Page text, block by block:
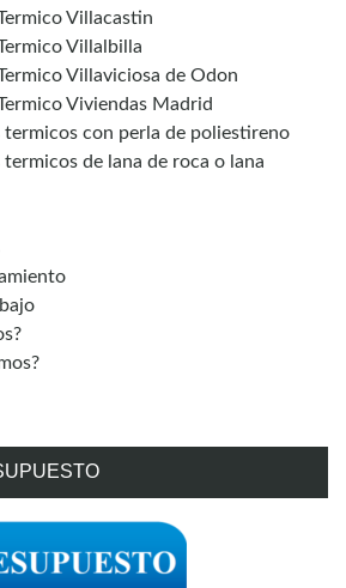
Villacastin
Villalbilla
Villaviciosa de Odon
Viviendas Madrid
con perla de poliestireno
de lana de roca o lana